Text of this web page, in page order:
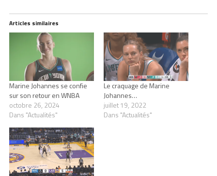
Articles similaires
Marine Johannes se confie
sur son retour en WNBA
octobre 26, 2024
Dans "Actualités"
Le craquage de Marine
Johannes…
juillet 19, 2022
Dans "Actualités"